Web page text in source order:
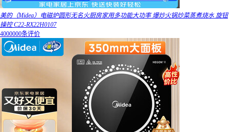
美的（Midea）电磁炉圆形无名火厨房家用多功能大功率 爆炒火锅炒菜蒸煮烧水 旋钮
操控 C22-RX22H0107
4000000条评价